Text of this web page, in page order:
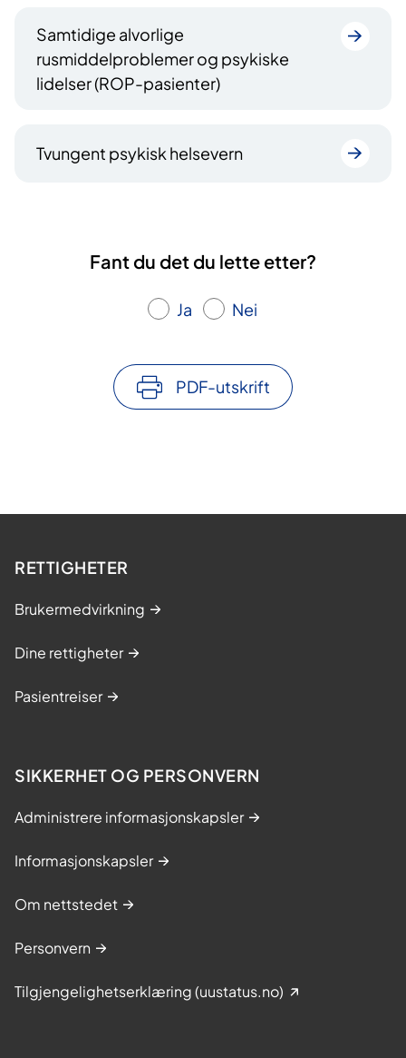
Samtidige alvorlige
rusmiddelproblemer og psykiske
lidelser (ROP-pasienter)
Tvungent psykisk helsevern
Fant du det du lette etter?
Ja Nei
PDF-utskrift
RETTIGHETER
Brukermedvirkning
Dine rettigheter
Pasientreiser
SIKKERHET OG PERSONVERN
Administrere informasjonskapsler
Informasjonskapsler
Om nettstedet
Personvern
Tilgjengelighetserklæring (uustatus.no)